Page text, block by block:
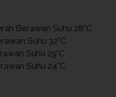
Berawan Suhu 28°C
Suhu 32°C
Suhu 29°C
Suhu 24°C